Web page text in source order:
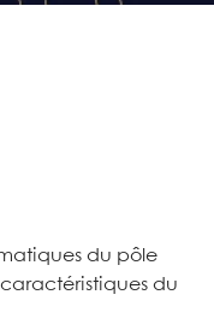
du pôle
du